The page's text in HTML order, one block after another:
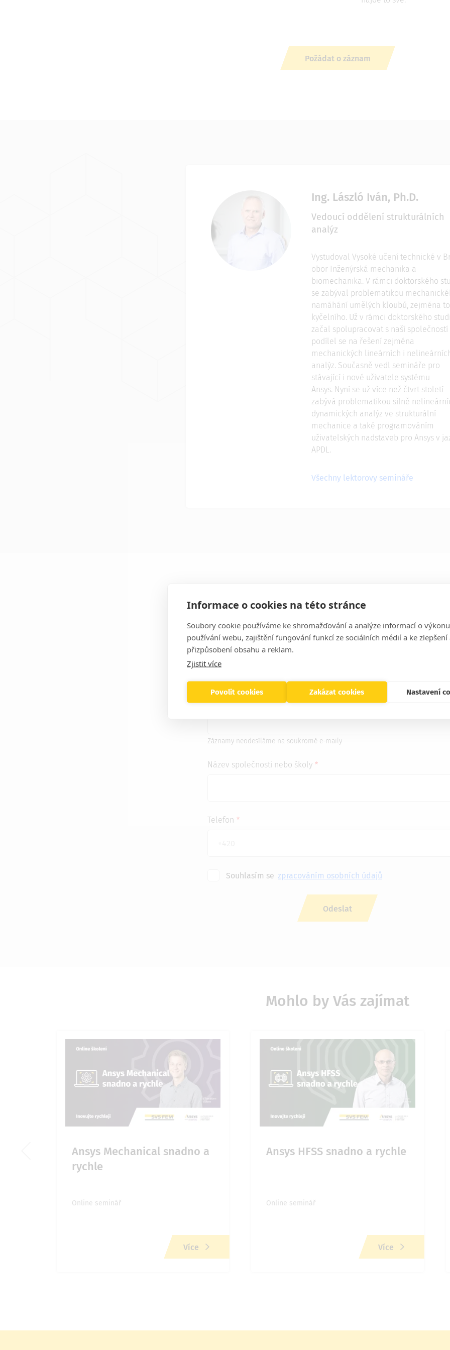
Informace o cookies na této stránce
Soubory cookie používáme ke shromažďování a analýze informací o
používání webu, zajištění fungování funkcí ze sociálních médií a ke zlepšení
přizpůsobení obsahu a reklam.
Zjistit více
Povolit cookies Zakázat cookies Nastavení
Požádat o záznam
Ing. László Iván, Ph.D.
Vedoucí oddělení strukturálních
analýz
Vystudoval Vysoké učení technické v
obor Inženýrská mechanika a
biomechanika. V rámci doktorského
se zabýval problematikou
namáhání umělých kloubů, zejména
kyčelního. Už v rámci doktorského
začal spolupracovat s naší společností
podílel se na řešení zejména
mechanických lineárních i
analýz. Současně vedl semináře pro
stávající i nové uživatele systému
Ansys. Nyní se už více než čtvrt století
zabývá problematikou silně
dynamických analýz ve strukturální
mechanice a také programováním
uživatelských nadstaveb pro Ansys v
APDL.
Všechny lektorovy semináře
Napište si o záznam ze semináře
Příjmení a jméno
Pracovní nebo školní e-mail
Záznamy neodesíláme na soukromé e-maily
Název společnosti nebo školy
Telefon
Souhlasím se zpracováním osobních údajů
Mohlo by Vás zajímat
Ansys Mechanical snadno a
rychle
Online seminář
Více
Ansys HFSS snadno a rychle
Online seminář
Více